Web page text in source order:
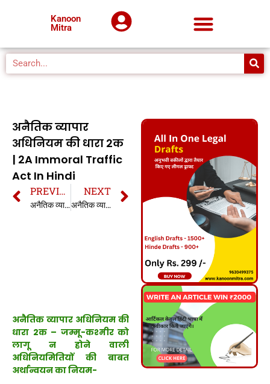
Kanoon
Mitra
अनैतिक व्यापार
अधिनियम की धारा 2क
| 2A Immoral Traffic
Act In Hindi
PREVIOUS
अनैतिक व्यापार अधिनियम 1956 की धारा 2 | Section 2 Immoral Traffic Act, 1956 In Hindi
NEXT
अनैतिक व्यापार अधिनियम की धारा 3 | 3 Immoral Traffic Act In Hindi
अनैतिक व्यापार अधिनियम की
धारा 2क – जम्मू-कश्मीर को
लागू न होने वाली
अधिनियमितियों की बाबत
अर्थान्वयन का नियम-